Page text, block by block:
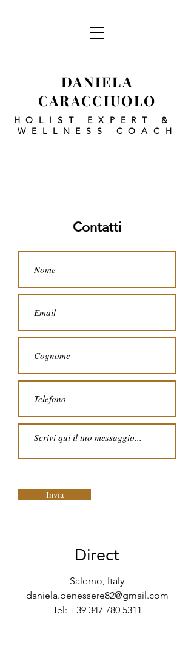
DANIELA
CARACCIUOLO
HOLIST EXPERT &
WELLNESS COACH
Contatti
Invia
Direct
Salerno, Italy
daniela.benessere82@gmail.com
Tel: +39 347 780 5311